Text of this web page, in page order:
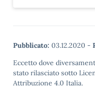
Pubblicato: 03.12.2020 -
Eccetto dove
stato rilasciato sotto
Attribuzione 4.0 Italia.